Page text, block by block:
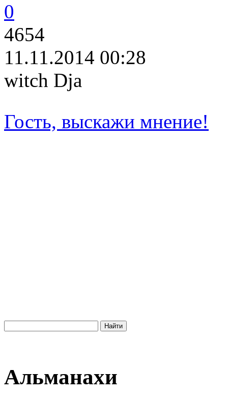
0
4654
11.11.2014 00:28
witch Dja
Гость, выскажи мнение!
Альманахи